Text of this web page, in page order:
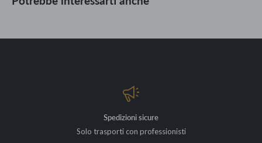
Spedizioni sicure
Solo trasporti con professionisti